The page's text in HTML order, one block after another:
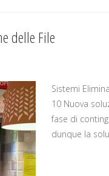
delle File
Sistemi
10 Nuova
fase di
dunque la